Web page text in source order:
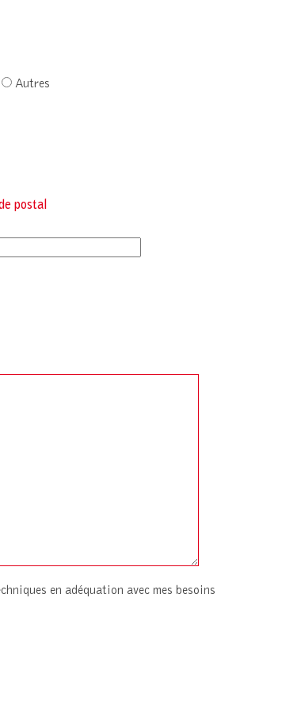
Autres
en adéquation avec mes besoins